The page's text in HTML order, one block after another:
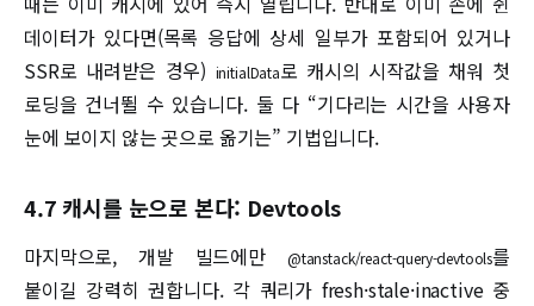
데이터가 있다면(목록 응답에 상세 일부가 포함되어 있거나
SSR로 내려받은 경우) initialData로 캐시의 시작값을 채워 첫
로딩을 건너뛸 수 있습니다. 둘 다 “기다리는 시간을 사용자
눈에 보이지 않는 곳으로 옮기는” 기법입니다.
4.7 캐시를 눈으로 본다: Devtools
마지막으로, 개발 빌드에만 @tanstack/react-query-devtools를
붙이길 강력히 권합니다. 각 쿼리가 fresh·stale·inactive 중